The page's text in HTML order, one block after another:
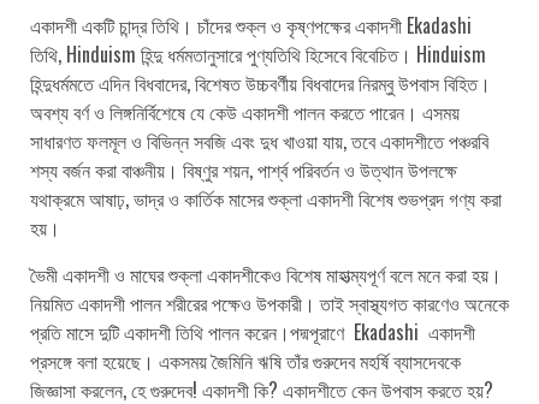
একাদশী একটি চান্দ্র তিথি। চাঁদের শুক্ল ও কৃষ্ণপক্ষের একাদশী Ekadashi
তিথি, Hinduism হিন্দু ধর্মমতানুসারে পুণ্যতিথি হিসেবে বিবেচিত। Hinduism
হিন্দুধর্মমতে এদিন বিধবাদের, বিশেষত উচ্চবর্ণীয় বিধবাদের নিরম্বু উপবাস বিহিত।
অবশ্য বর্ণ ও লিঙ্গনির্বিশেষে যে কেউ একাদশী পালন করতে পারেন। এসময়
সাধারণত ফলমূল ও বিভিন্ন সবজি এবং দুধ খাওয়া যায়, তবে একাদশীতে পঞ্চরবি
শস্য বর্জন করা বাঞ্চনীয়। বিষ্ণুর শয়ন, পার্শ্ব পরিবর্তন ও উত্থান উপলক্ষে
যথাক্রমে আষাঢ়, ভাদ্র ও কার্তিক মাসের শুক্লা একাদশী বিশেষ শুভপ্রদ গণ্য করা
হয়।
ভৈমী একাদশী ও মাঘের শুক্লা একাদশীকেও বিশেষ মাহাত্ম্যপূর্ণ বলে মনে করা হয়।
নিয়মিত একাদশী পালন শরীরের পক্ষেও উপকারী। তাই স্বাস্থ্যগত কারণেও অনেকে
প্রতি মাসে দুটি একাদশী তিথি পালন করেন।পদ্মপূরাণে Ekadashi একাদশী
প্রসঙ্গে বলা হয়েছে। একসময় জৈমিনি ঋষি তাঁর গুরুদেব মহর্ষি ব্যাসদেবকে
জিজ্ঞাসা করলেন, হে গুরুদেব! একাদশী কি? একাদশীতে কেন উপবাস করতে হয়?